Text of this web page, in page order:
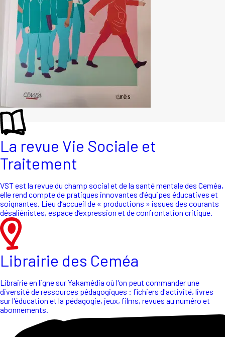
La revue Vie Sociale et
Traitement
VST est la revue du champ social et de la santé mentale des Ceméa,
elle rend compte de pratiques innovantes d'équipes éducatives et
soignantes. Lieu d’accueil de « productions » issues des courants
désaliénistes, espace d’expression et de confrontation critique.
Librairie des Ceméa
Librairie en ligne sur Yakamédia où l'on peut commander une
diversité de ressources pédagogiques : fichiers d'activité, livres
sur l'éducation et la pédagogie, jeux, films, revues au numéro et
abonnements.